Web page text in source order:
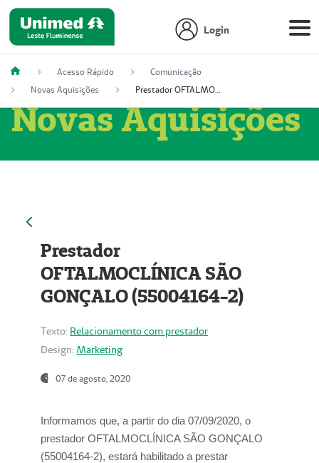
Login
Acesso Rápido
Comunicação
Novas Aquisições
Prestador OFTALMOCLÍNICA SÃO GONÇALO (55004164-2)
Novas Aquisições
Prestador
OFTALMOCLÍNICA SÃO
GONÇALO (55004164-2)
Texto: Relacionamento com prestador
Design: Marketing
07 de agosto, 2020
Informamos que, a partir do dia 07/09/2020, o
prestador OFTALMOCLÍNICA SÃO GONÇALO
(55004164-2), estará habilitado a prestar